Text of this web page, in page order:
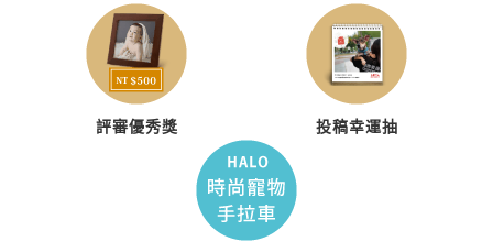
評審優秀獎 投稿幸運抽